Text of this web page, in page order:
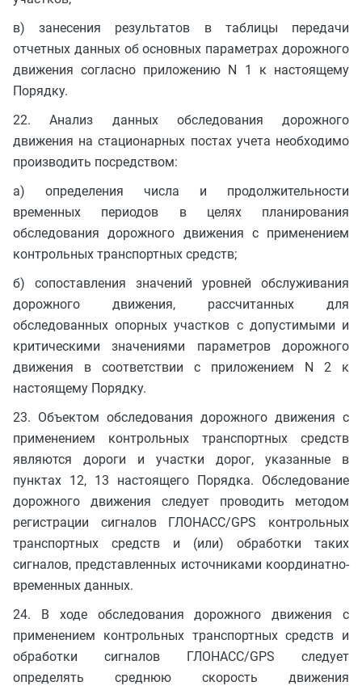
в) занесения результатов в таблицы передачи
отчетных данных об основных параметрах дорожного
движения согласно приложению N 1 к настоящему
Порядку.
22. Анализ данных обследования дорожного
движения на стационарных постах учета необходимо
производить посредством:
а) определения числа и продолжительности
временных периодов в целях планирования
обследования дорожного движения с применением
контрольных транспортных средств;
б) сопоставления значений уровней обслуживания
дорожного движения, рассчитанных для
обследованных опорных участков с допустимыми и
критическими значениями параметров дорожного
движения в соответствии с приложением N 2 к
настоящему Порядку.
23. Объектом обследования дорожного движения с
применением контрольных транспортных средств
являются дороги и участки дорог, указанные в
пунктах 12, 13 настоящего Порядка. Обследование
дорожного движения следует проводить методом
регистрации сигналов ГЛОНАСС/GPS контрольных
транспортных средств и (или) обработки таких
сигналов, представленных источниками координатно-
временных данных.
24. В ходе обследования дорожного движения с
применением контрольных транспортных средств и
обработки сигналов ГЛОНАСС/GPS следует
определять среднюю скорость движения